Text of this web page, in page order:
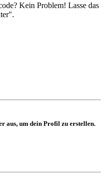
Kein Problem! Lasse das
aus, um dein Profil zu erstellen.